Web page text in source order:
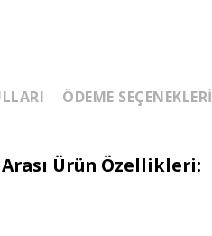
ÖDEME SEÇENEKLERI
Ürün Özellikleri: